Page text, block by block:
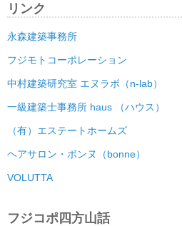
リンク
永森建築事務所
フジモトコーポレーション
中村建築研究室 エヌラボ（n-lab）
一級建築士事務所 haus （ハウス）
（有）エステートホームズ
ヘアサロン・ボンヌ（bonne）
VOLUTTA
フジコポ四方山話